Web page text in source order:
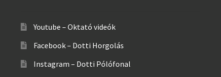
Youtube – Oktató videók
Facebook – Dotti Horgolás
Instagram – Dotti Pólófonal